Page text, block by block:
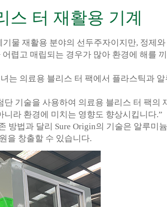
스 터 재활용 기계
물 재활용 분야의 선두주자이지만, 정제
렵고 매립되는 경우가 많아 환경에 해를
는 의료용 블리스 터 팩에서 플라스틱과
기술을 사용하여 의료용 블리스 터 팩의
라 환경에 미치는 영향도 향상시킵니다.”
법과 달리 Sure Origin의 기술은 알루미
을 창출할 수 있습니다.